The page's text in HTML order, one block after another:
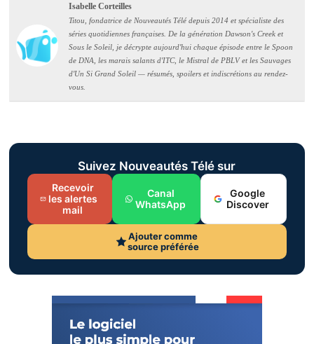
Isabelle Corteilles
Titou, fondatrice de Nouveautés Télé depuis 2014 et spécialiste des
séries quotidiennes françaises. De la génération Dawson's Creek et
Sous le Soleil, je décrypte aujourd'hui chaque épisode entre le Spoon
de DNA, les marais salants d'ITC, le Mistral de PBLV et les Sauvages
d'Un Si Grand Soleil — résumés, spoilers et indiscrétions au rendez-
vous.
Suivez Nouveautés Télé sur
Recevoir
les alertes
mail
Canal
WhatsApp
Google
Discover
Ajouter comme
source préférée